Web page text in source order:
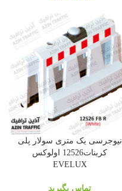
نیوجرسی یک متری سولار پلی
کربنات12526 اولوکس
EVELUX
تماس بگیرید